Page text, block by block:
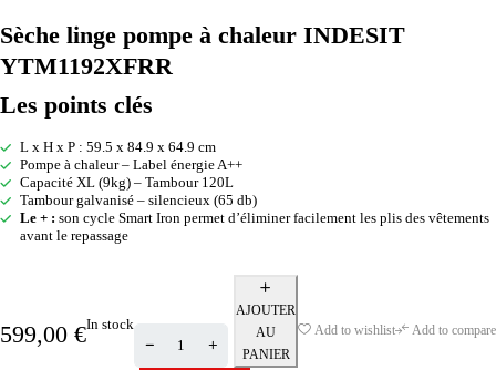
Sèche linge pompe à chaleur INDESIT
YTM1192XFRR
Les points clés
L x H x P : 59.5 x 84.9 x 64.9 cm
Pompe à chaleur – Label énergie A++
Capacité XL (9kg) – Tambour 120L
Tambour galvanisé – silencieux (65 db)
Le + : son cycle Smart Iron permet d’éliminer facilement les plis des vêtements
avant le repassage
599,00 €In stock
AJOUTER
AU
PANIER
Add to wishlist Add to compare